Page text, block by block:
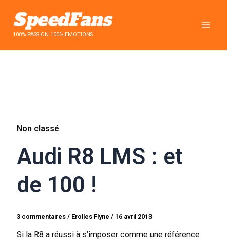
contenu100% PASSION 100% EMOTIONS
Non classé
Audi R8 LMS : et
de 100 !
3 commentaires / Erolles Flyne/ 16 avril 2013
Si la R8 a réussi à s’imposer comme une référence